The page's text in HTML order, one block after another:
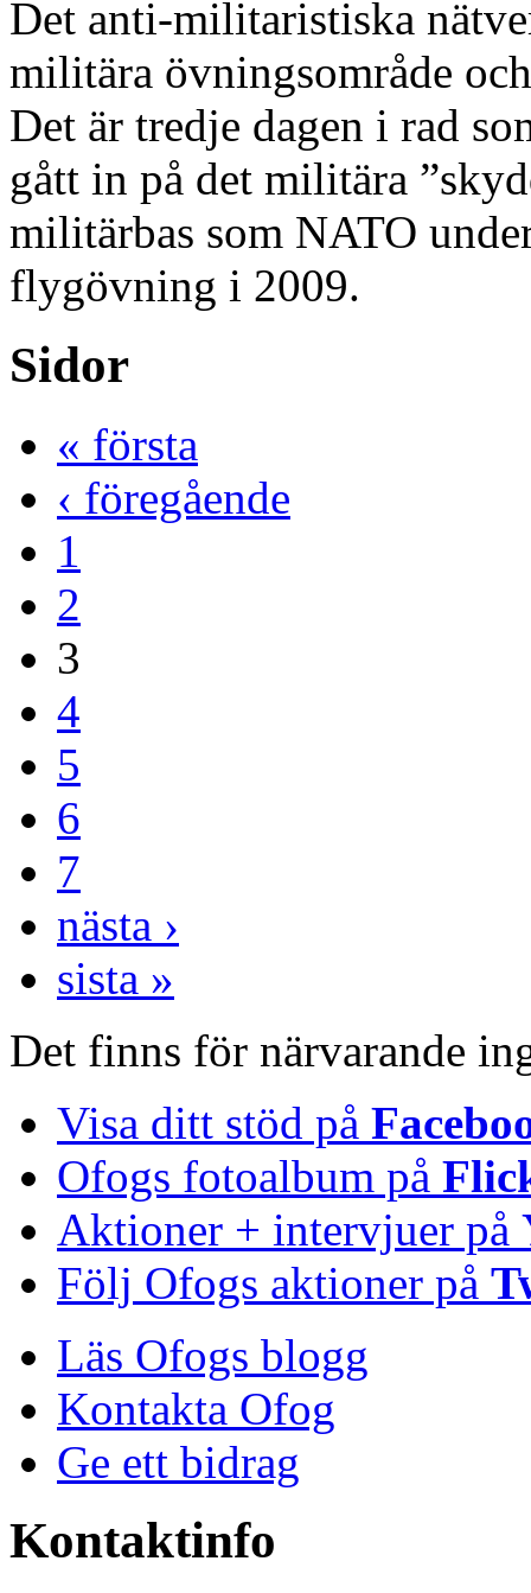
Det anti-militaristiska
militära övningsområde
Det är tredje dagen i rad
gått in på det militära
militärbas som NATO
flygövning i 2009.
Sidor
« första
‹ föregående
1
2
3
4
5
6
7
nästa ›
sista »
Det finns för närvarande
Visa ditt stöd på
Ofogs fotoalbum på
Aktioner + intervjuer på
Följ Ofogs aktioner på
Läs Ofogs blogg
Kontakta Ofog
Ge ett bidrag
Kontaktinfo